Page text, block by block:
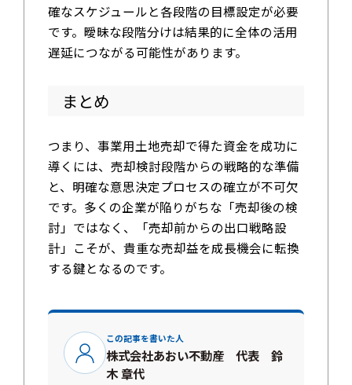
確なスケジュールと各段階の目標設定が必要
です。曖昧な段階分けは結果的に全体の活用
遅延につながる可能性があります。
まとめ
つまり、事業用土地売却で得た資金を成功に
導くには、売却検討段階からの戦略的な準備
と、明確な意思決定プロセスの確立が不可欠
です。多くの企業が陥りがちな「売却後の検
討」ではなく、「売却前からの出口戦略設
計」こそが、貴重な売却益を成長機会に転換
する鍵となるのです。
この記事を書いた人
株式会社あおい不動産 代表 鈴
木 章代